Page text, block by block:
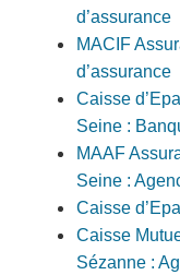
d’assurance
MACIF
d’assurance
Caisse
Seine :
MAAF
Seine :
Caisse
Caisse
Sézanne :